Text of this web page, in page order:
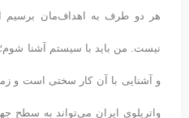
هر دو طرف به اهداف‌مان برسیم
نیست. من باید با سیستم آشنا
و آشنایی با آن کار سختی است و
واترپلوی ایران می‌تواند به سطح